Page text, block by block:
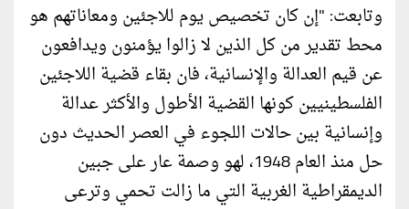
وتابعت: "إن كان تخصيص يوم للاجئين ومعاناتهم هو
محط تقدير من كل الذين لا زالوا يؤمنون ويدافعون
عن قيم العدالة والإنسانية، فان بقاء قضية اللاجئين
الفلسطينيين كونها القضية الأطول والأكثر عدالة
وإنسانية بين حالات اللجوء في العصر الحديث دون
حل منذ العام 1948، لهو وصمة عار على جبين
الديمقراطية الغربية التي ما زالت تحمي وترعى